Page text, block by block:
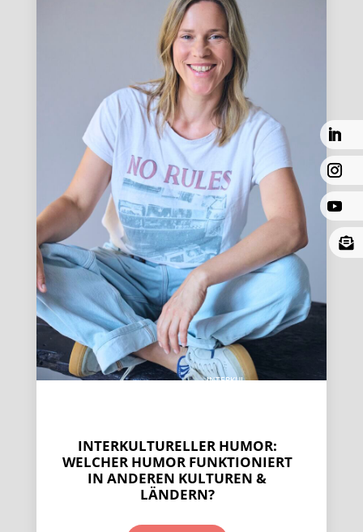

IN­TER­KUL-
INTERKULTURELLER HUMOR:
WELCHER HUMOR FUNKTIONIERT
IN ANDEREN KULTUREN &
LÄNDERN?